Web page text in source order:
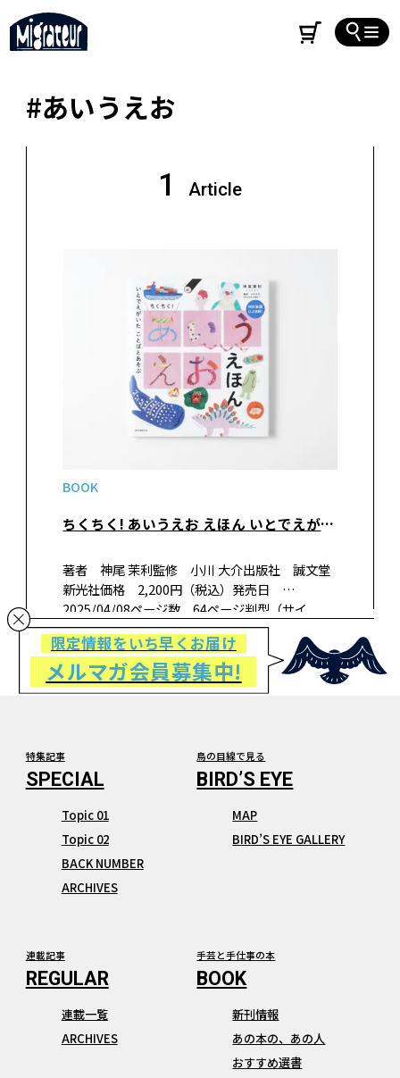
#あいうえお
1 Article
BOOK
ちくちく! あいうえお えほん いとでえがいた ことばとあそぶ
著者 神尾 茉利監修 小川 大介出版社 誠文堂
新光社価格 2,200円（税込）発売日
2025/04/08ページ数 64ページ判型（サイ
ズ） A4変形判ISBN 978-4-416-52495-4 書
籍紹介ひらがなに興味を持ち、ことばをおぼえ
たい！ …
限定情報をいち早くお届け
メルマガ会員募集中!
特集記事
Topic 01
Topic 02
BACK NUMBER
ARCHIVES
鳥の目線で見る
MAP
BIRD’S EYE GALLERY
連載記事
連載一覧
ARCHIVES
手芸と手仕事の本
新刊情報
あの本の、あの人
おすすめ選書